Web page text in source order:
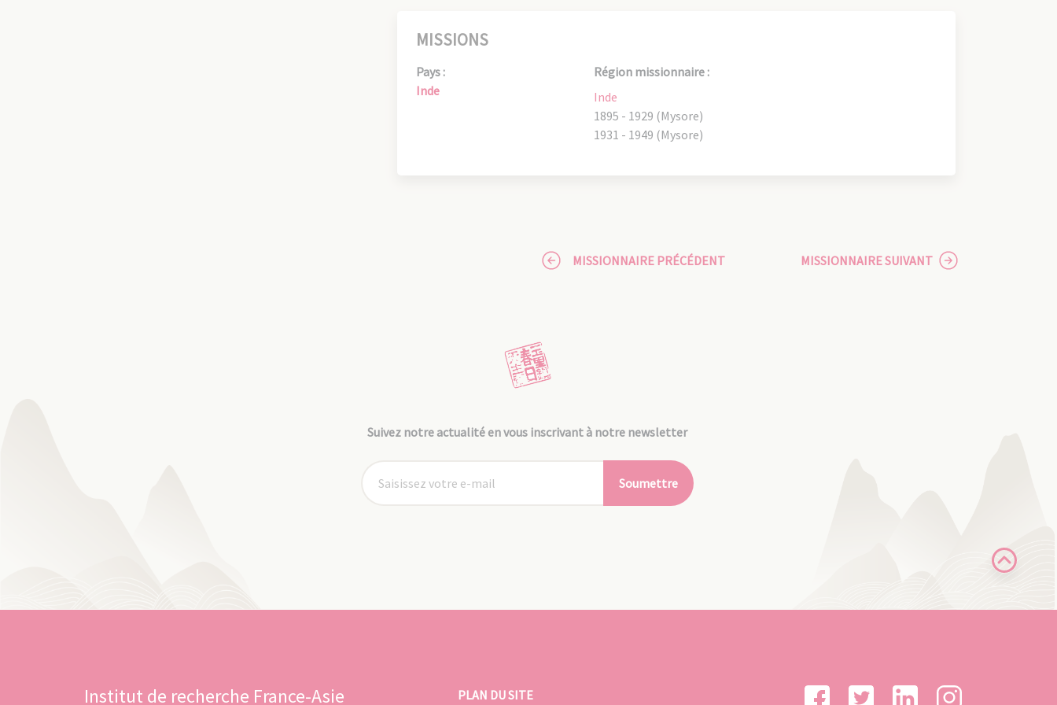
MISSIONS
Pays :
Inde
Région missionnaire :
Inde
1895 - 1929 (Mysore)
1931 - 1949 (Mysore)
MISSIONNAIRE PRÉCÉDENT MISSIONNAIRE SUIVANT
Suivez notre actualité en vous inscrivant à notre newsletter
Soumettre
Institut de recherche France-Asie PLAN DU SITE